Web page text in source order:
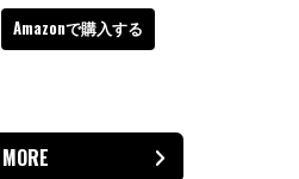
Amazonで購入する
MORE